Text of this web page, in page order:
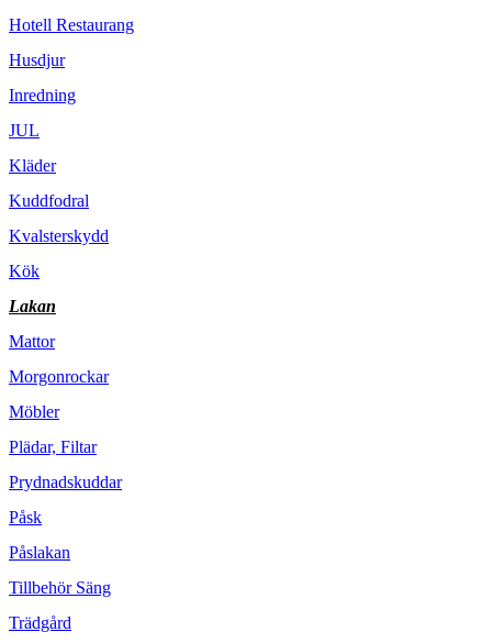
Hotell Restaurang
Husdjur
Inredning
JUL
Kläder
Kuddfodral
Kvalsterskydd
Kök
Lakan
Mattor
Morgonrockar
Möbler
Plädar, Filtar
Prydnadskuddar
Påsk
Påslakan
Tillbehör Säng
Trädgård